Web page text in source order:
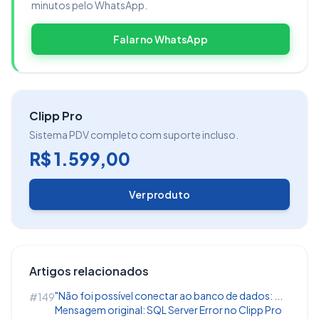
Por fim, verifique as informações do cupom fiscal
e finalize-o. Desta forma, a Pré-Venda constará
O emissor de NFC-e/SAT também permite a
minutos pelo WhatsApp.
Falar no WhatsApp
Clipp Pro
Sistema PDV completo com suporte incluso.
R$ 1.599,00
Ver produto
Artigos relacionados
#149"Não foi possível conectar ao banco de dados: ...
Mensagem original: SQL Server Error no Clipp Pro